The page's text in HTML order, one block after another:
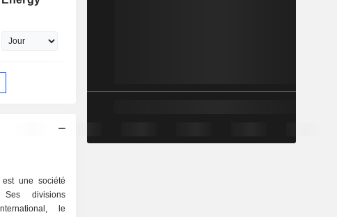
une société
Ses divisions
le